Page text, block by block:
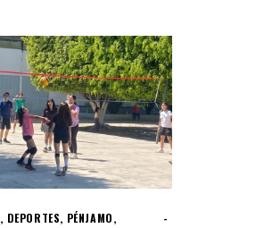
, DEPORTES, PÉNJAMO,